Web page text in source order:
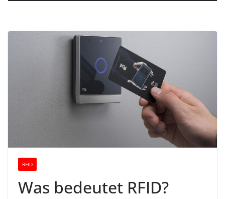
RFID
Was bedeutet RFID?